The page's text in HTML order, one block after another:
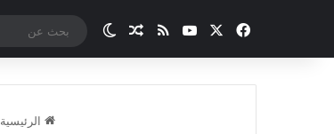
فيسبوك ‫YouTubeملخص الموقع RSS
مقال عشوائي
الوضع المظلم
الرئيسية